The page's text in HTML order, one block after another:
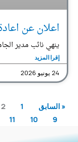
اعلان عن
ينهي نائب مدير
إقرا المزيد
24 يونيو 2026
« السابق 1
2
9
10
11